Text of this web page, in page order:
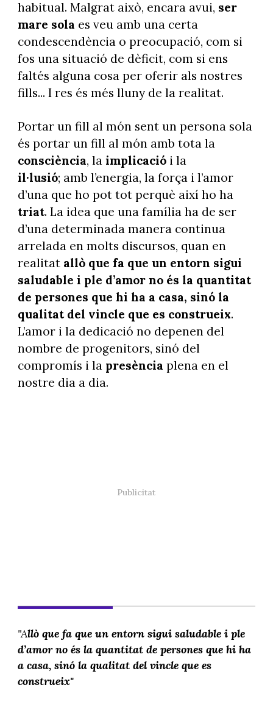
habitual. Malgrat això, encara avui, ser
mare sola es veu amb una certa
condescendència o preocupació, com si
fos una situació de dèficit, com si ens
faltés alguna cosa per oferir als nostres
fills... I res és més lluny de la realitat.
Portar un fill al món sent un persona sola
és portar un fill al món amb tota la
consciència, la implicació i la
il·lusió; amb l’energia, la força i l’amor
d’una que ho pot tot perquè així ho ha
triat. La idea que una família ha de ser
d’una determinada manera continua
arrelada en molts discursos, quan en
realitat allò que fa que un entorn sigui
saludable i ple d’amor no és la quantitat
de persones que hi ha a casa, sinó la
qualitat del vincle que es construeix.
L’amor i la dedicació no depenen del
nombre de progenitors, sinó del
compromís i la presència plena en el
nostre dia a dia.
"Allò que fa que un entorn sigui saludable i ple
d’amor no és la quantitat de persones que hi ha
a casa, sinó la qualitat del vincle que es
construeix"